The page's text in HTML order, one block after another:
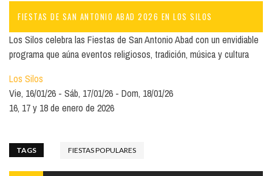
FIESTAS DE SAN ANTONIO ABAD 2026 EN LOS SILOS
Los Silos celebra las Fiestas de San Antonio Abad con un envidiable
programa que aúna eventos religiosos, tradición, música y cultura
Los Silos
Vie, 16/01/26
Sáb, 17/01/26
Dom, 18/01/26
16, 17 y 18 de enero de 2026
TAGS FIESTAS POPULARES